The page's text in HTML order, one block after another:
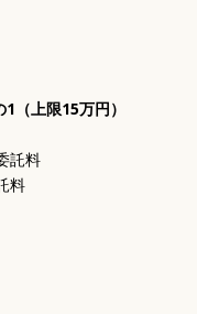
（上限15万円）
託料
料